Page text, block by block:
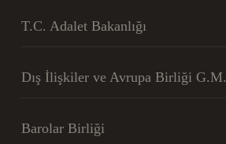
T.C. Adalet Bakanlığı
Dış İlişkiler ve Avrupa Birliği G.M.
Barolar Birliği